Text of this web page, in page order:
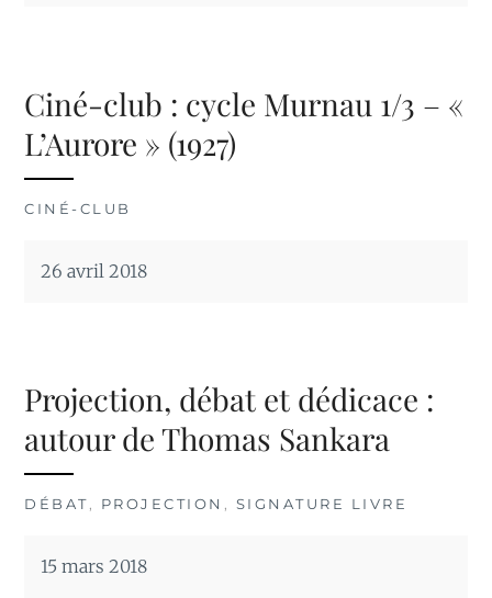
Ciné-club : cycle Murnau 1/3 – «
L’Aurore » (1927)
CINÉ-CLUB
26 avril 2018
Projection, débat et dédicace :
autour de Thomas Sankara
DÉBAT, PROJECTION , SIGNATURE LIVRE
15 mars 2018